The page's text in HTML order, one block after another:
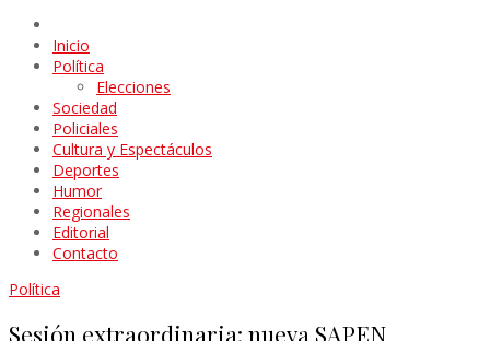
Inicio
Política
Elecciones
Sociedad
Policiales
Cultura y Espectáculos
Deportes
Humor
Regionales
Editorial
Contacto
Política
Sesión extraordinaria: nueva SAPEN